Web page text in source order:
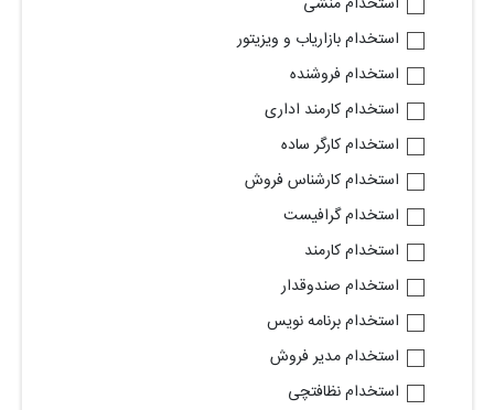
استخدام بازاریاب و ویزیتور
استخدام فروشنده
استخدام کارمند اداری
استخدام کارگر ساده
استخدام کارشناس فروش
استخدام گرافیست
استخدام کارمند
استخدام صندوقدار
استخدام برنامه نویس
استخدام مدیر فروش
استخدام نظافتچی